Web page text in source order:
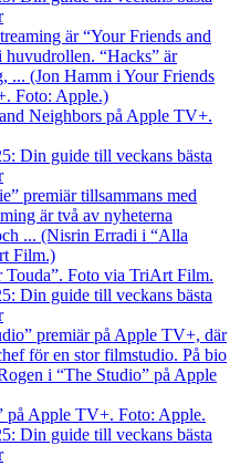
är “Your Friends and
“Hacks” är
... (Jon Hamm i Your Friends
Foto: Apple.)
Din guide till veckans bästa
premiär tillsammans med
är två av nyheterna
... (Nisrin Erradi i “Alla
Film.)
Din guide till veckans bästa
premiär på Apple TV+, där
för en stor filmstudio. På bio
i “The Studio” på Apple
Din guide till veckans bästa